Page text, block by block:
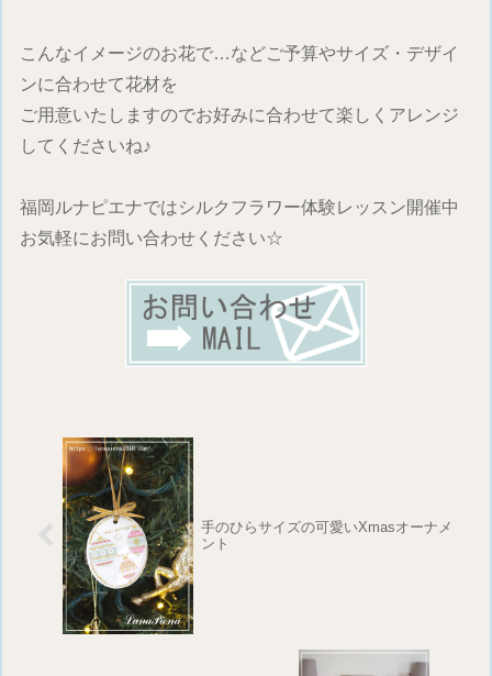
こんなイメージのお花で…などご予算やサイズ・デザイ
ンに合わせて花材を
ご用意いたしますのでお好みに合わせて楽しくアレンジ
してくださいね♪
福岡ルナピエナではシルクフラワー体験レッスン開催中
お気軽にお問い合わせください☆
手のひらサイズの可愛いXmasオーナメ
ント